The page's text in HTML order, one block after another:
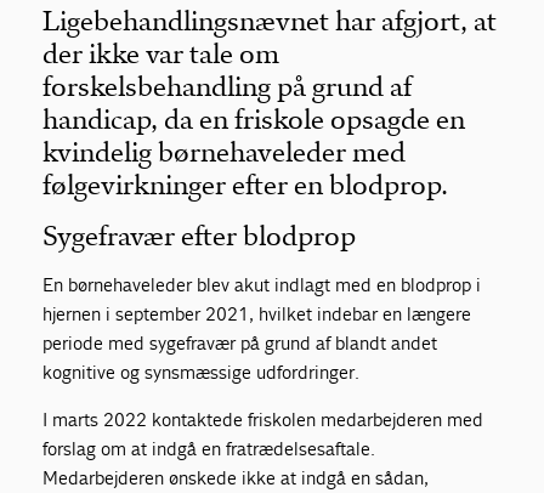
Ligebehandlingsnævnet har afgjort, at
der ikke var tale om
forskelsbehandling på grund af
handicap, da en friskole opsagde en
kvindelig børnehaveleder med
følgevirkninger efter en blodprop.
Sygefravær efter blodprop
En børnehaveleder blev akut indlagt med en blodprop i
hjernen i september 2021, hvilket indebar en længere
periode med sygefravær på grund af blandt andet
kognitive og synsmæssige udfordringer.
I marts 2022 kontaktede friskolen medarbejderen med
forslag om at indgå en fratrædelsesaftale.
Medarbejderen ønskede ikke at indgå en sådan,